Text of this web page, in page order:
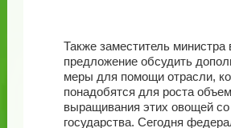
Также заместитель министра
предложение обсудить
меры для помощи отрасли,
понадобятся для роста
выращивания этих овощей
государства. Сегодня